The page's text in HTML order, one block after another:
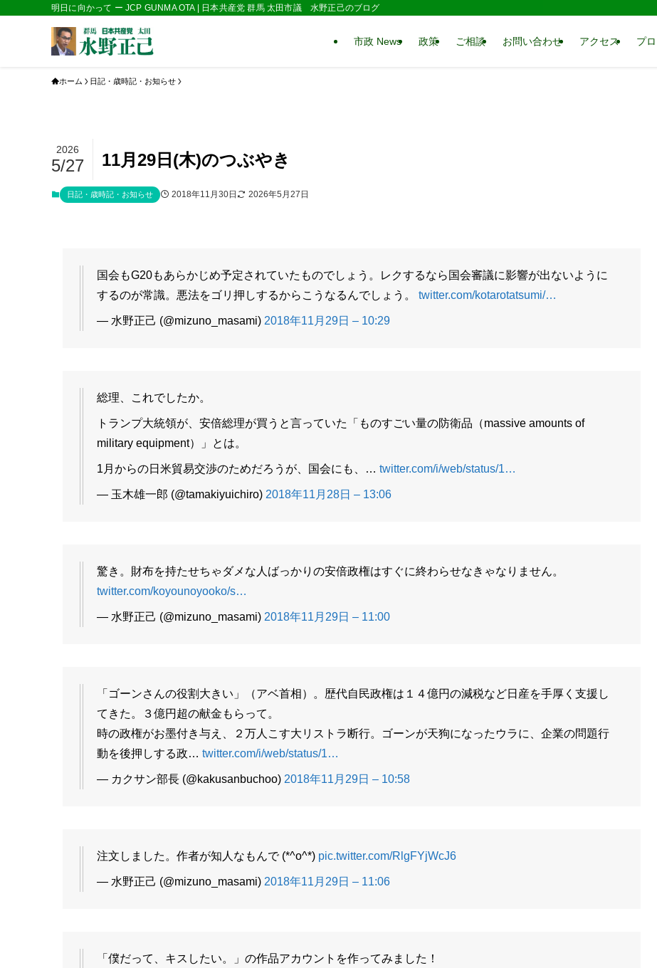
明日に向かって ー JCP GUNMA OTA | 日本共産党 群馬 太田市議 水野正己のブログ
市政 News 政策 ご相談 お問い合わせ アクセス プ
ホーム 日記・歳時記・お知らせ
11月29日(木)のつぶやき
2026
5/27
日記・歳時記・お知らせ 2018年11月30日 2026年5月27日
国会もG20もあらかじめ予定されていたものでしょう。レクするなら国会審議に影響が出ないように
するのが常識。悪法をゴリ押しするからこうなるんでしょう。 twitter.com/kotarotatsumi/…
— 水野正己 (@mizuno_masami) 2018年11月29日 – 10:29
総理、これでしたか。
トランプ大統領が、安倍総理が買うと言っていた「ものすごい量の防衛品（massive amounts of
military equipment）」とは。
1月からの日米貿易交渉のためだろうが、国会にも、… twitter.com/i/web/status/1…
— 玉木雄一郎 (@tamakiyuichiro) 2018年11月28日 – 13:06
驚き。財布を持たせちゃダメな人ばっかりの安倍政権はすぐに終わらせなきゃなりません。
twitter.com/koyounoyooko/s…
— 水野正己 (@mizuno_masami) 2018年11月29日 – 11:00
「ゴーンさんの役割大きい」（アベ首相）。歴代自民政権は１４億円の減税など日産を手厚く支援し
てきた。３億円超の献金もらって。
時の政権がお墨付き与え、２万人こす大リストラ断行。ゴーンが天狗になったウラに、企業の問題行
動を後押しする政… twitter.com/i/web/status/1…
— カクサン部長 (@kakusanbuchoo) 2018年11月29日 – 10:58
注文しました。作者が知人なもんで (*^o^*) pic.twitter.com/RlgFYjWcJ6
— 水野正己 (@mizuno_masami) 2018年11月29日 – 11:06
「僕だって、キスしたい。」の作品アカウントを作ってみました！